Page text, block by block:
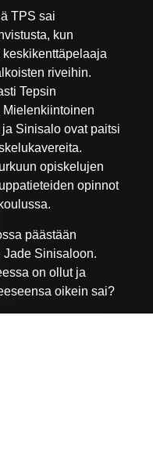
TPS sai
kun
keskikenttäpelaaja
riveihin.
Tepsin
Sinisalo ovat paitsi
opiskelujen
opinnot
päästään
Jade Sinisaloon.
on ollut ja
oikein sai?